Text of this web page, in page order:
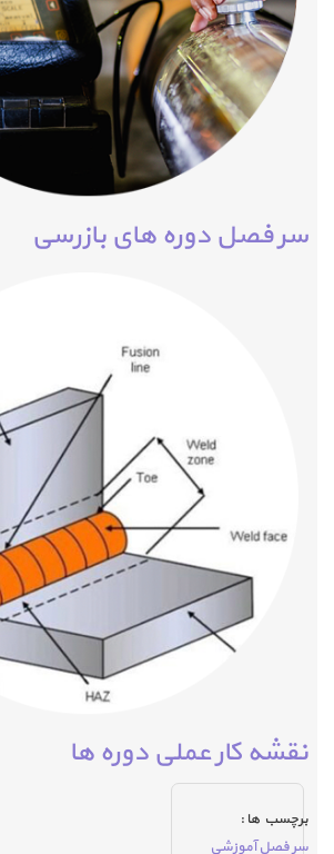
سر فصل دوره های بازرسی
نقشه کار عملی دوره ها
برچسب ها :
سر فصل آموزشی